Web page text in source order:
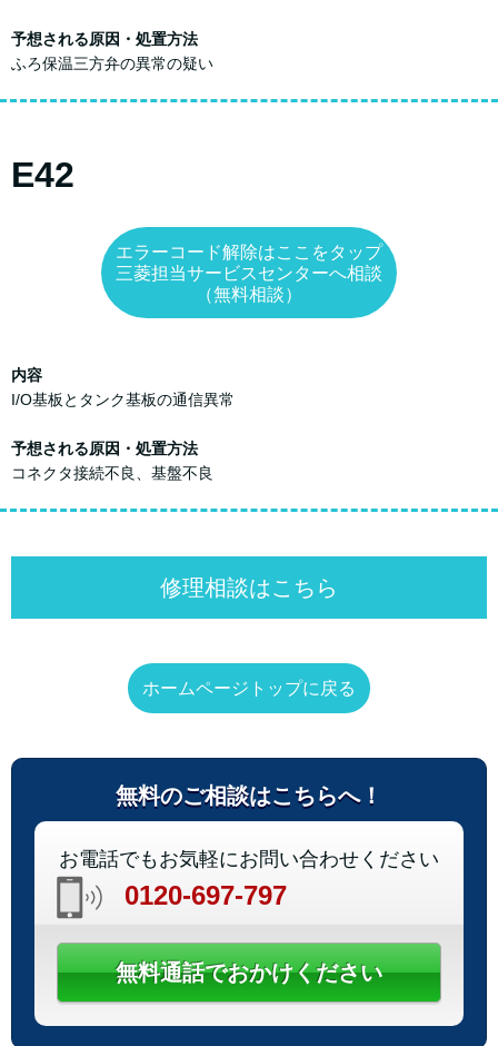
予想される原因・処置方法
ふろ保温三方弁の異常の疑い
E42
エラーコード解除はここをタップ
三菱担当サービスセンターへ相談
（無料相談）
内容
I/O基板とタンク基板の通信異常
予想される原因・処置方法
コネクタ接続不良、基盤不良
修理相談はこちら
ホームページトップに戻る
無料のご相談はこちらへ！
お電話でもお気軽にお問い合わせください
0120-697-797
無料通話でおかけください